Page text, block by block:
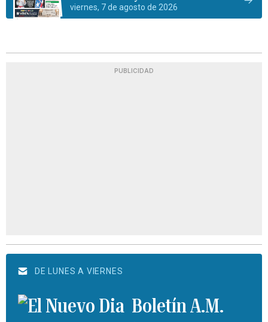
viernes, 7 de agosto de 2026
PUBLICIDAD
DE LUNES A VIERNES
Boletín A.M.